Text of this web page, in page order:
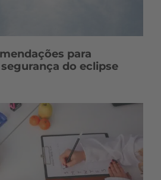
para
do eclipse